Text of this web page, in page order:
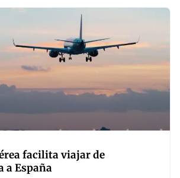
facilita viajar de
a España